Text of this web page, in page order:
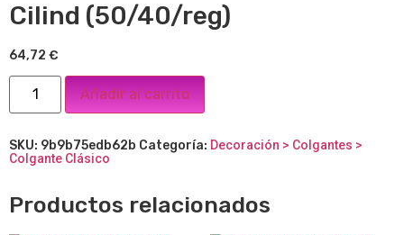
Cilind (50/40/reg)
64,72 €
Añadir al carrito
SKU: 9b9b75edb62b Categoría: Decoración > Colgantes >
Colgante Clásico
Productos relacionados